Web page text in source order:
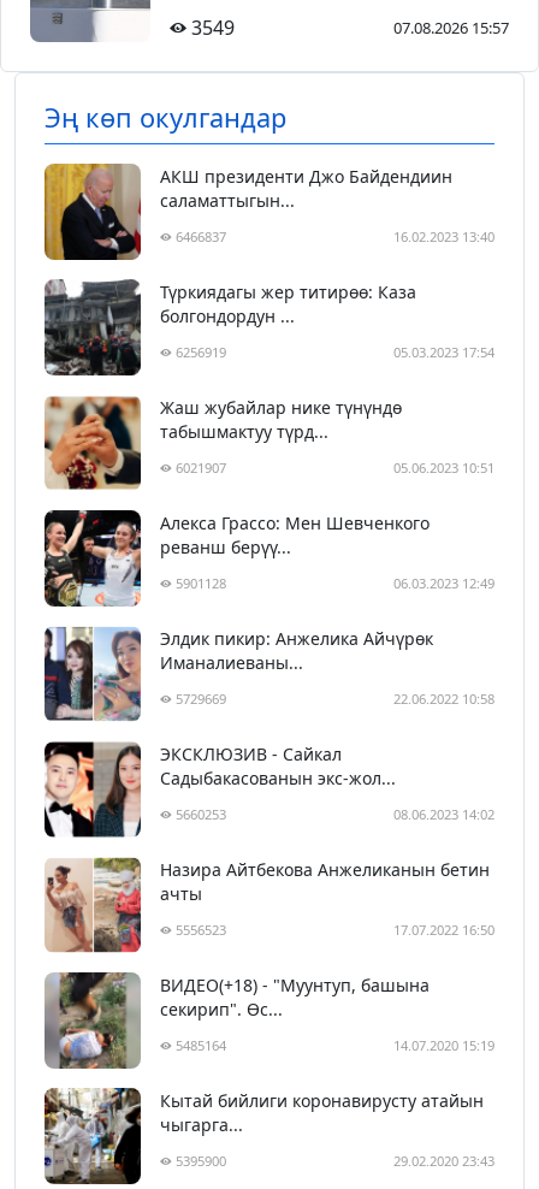
3549 07.08.2026 15:57
Эң көп окулгандар
АКШ президенти Джо Байдендиин
саламаттыгын...
6466837 16.02.2023 13:40
Түркиядагы жер титирөө: Каза
болгондордун ...
6256919 05.03.2023 17:54
Жаш жубайлар нике түнүндө
табышмактуу түрд...
6021907 05.06.2023 10:51
Алекса Грассо: Мен Шевченкого
реванш берүү...
5901128 06.03.2023 12:49
Элдик пикир: Анжелика Айчүрөк
Иманалиеваны...
5729669 22.06.2022 10:58
ЭКСКЛЮЗИВ - Сайкал
Садыбакасованын экс-жол...
5660253 08.06.2023 14:02
Назира Айтбекова Анжеликанын бетин
ачты
5556523 17.07.2022 16:50
ВИДЕО(+18) - "Муунтуп, башына
секирип". Өс...
5485164 14.07.2020 15:19
Кытай бийлиги коронавирусту атайын
чыгарга...
5395900 29.02.2020 23:43